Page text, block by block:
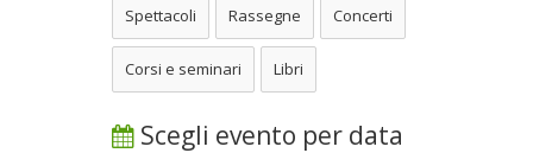
Spettacoli Rassegne Concerti
Corsi e seminari Libri
Scegli evento per data